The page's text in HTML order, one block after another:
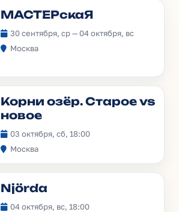
МАСТЕРскаЯ
30 сентября, ср — 04 октября, вс
Москва
Корни озёр. Старое vs
новое
03 октября, сб, 18:00
Москва
Njörda
04 октября, вс, 18:00